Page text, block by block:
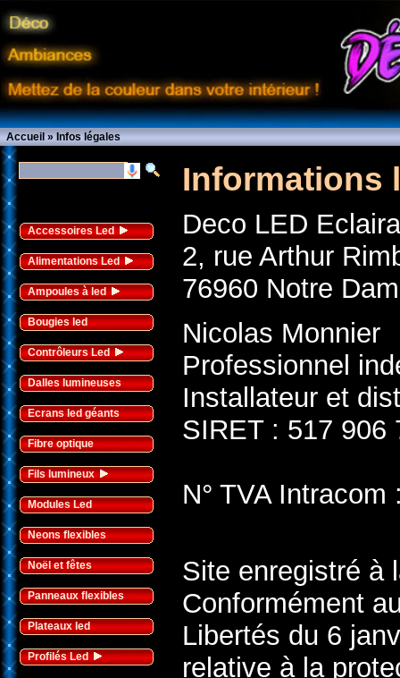
Accueil»Infos légales
Accessoires Led
Alimentations Led
Ampoules à led
Bougies led
Contrôleurs Led
Dalles lumineuses
Ecrans led géants
Fibre optique
Fils lumineux
Modules Led
Neons flexibles
Noël et fêtes
Panneaux flexibles
Plateaux led
Profilés Led
Informations
Deco LED
2, rue Arthur
76960 Notre
Nicolas Monnier
Professionnel
Installateur et
SIRET : 517 906
N° TVA
Site enregistré à
Conformément
Libertés du 6
relative à la